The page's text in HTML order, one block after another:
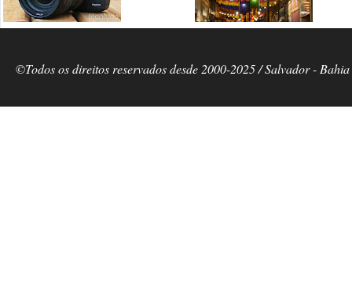
©Todos os direitos reservados desde 2000-2025 / Salvador -